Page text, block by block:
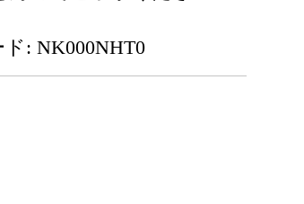
: NK000NHT0